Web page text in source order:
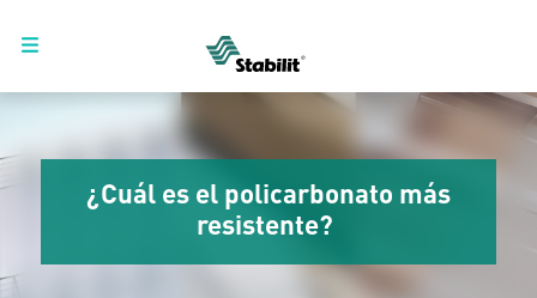
¿Cuál es el policarbonato más
resistente?